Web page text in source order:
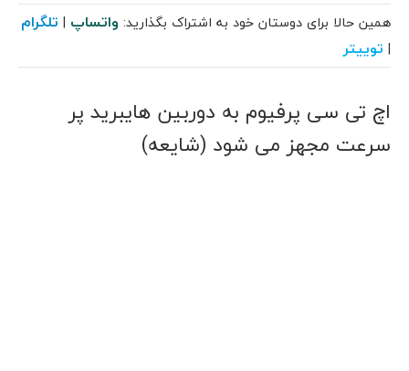
همین حالا برای دوستان خود به اشتراک بگذارید: واتساپ | تلگرام
| توییتر
اچ تی سی پرفیوم به دوربین هایبرید پر
سرعت مجهز می شود (شایعه)